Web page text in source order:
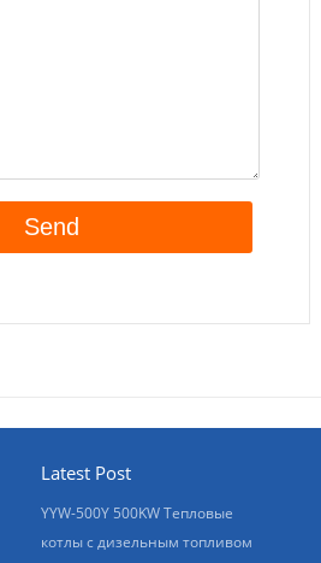
Latest Post
YYW-500Y 500KW Тепловые
котлы с дизельным топливом